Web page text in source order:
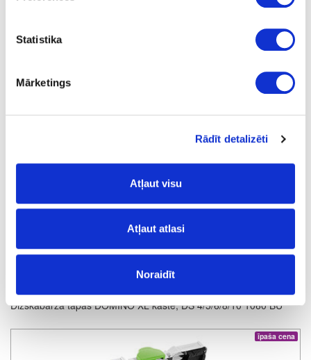
Statistika
Mārketings
Rādīt detalizēti
Atļaut visu
Atļaut atlasi
Noraidīt
pasūtījums
Dižskābarža tapas DOMINO XL kastē, DS 4/5/6/8/10 1060 BU
īpaša cena